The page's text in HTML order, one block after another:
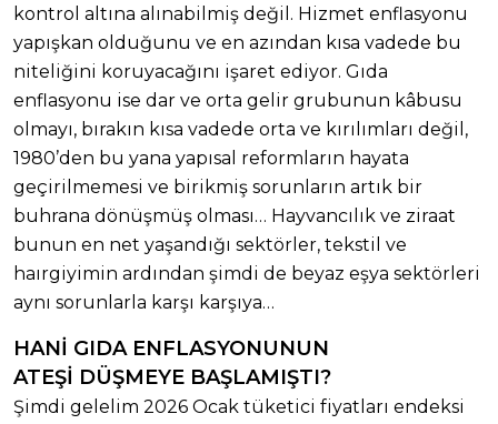
kontrol altına alınabilmiş değil. Hizmet enflasyonu
yapışkan olduğunu ve en azından kısa vadede bu
niteliğini koruyacağını işaret ediyor. Gıda
enflasyonu ise dar ve orta gelir grubunun kâbusu
olmayı, bırakın kısa vadede orta ve kırılımları değil,
1980’den bu yana yapısal reformların hayata
geçirilmemesi ve birikmiş sorunların artık bir
buhrana dönüşmüş olması… Hayvancılık ve ziraat
bunun en net yaşandığı sektörler, tekstil ve
haırgiyimin ardından şimdi de beyaz eşya sektörleri
aynı sorunlarla karşı karşıya…
HANİ GIDA ENFLASYONUNUN
ATEŞİ DÜŞMEYE BAŞLAMIŞTI?
Şimdi gelelim 2026 Ocak tüketici fiyatları endeksi